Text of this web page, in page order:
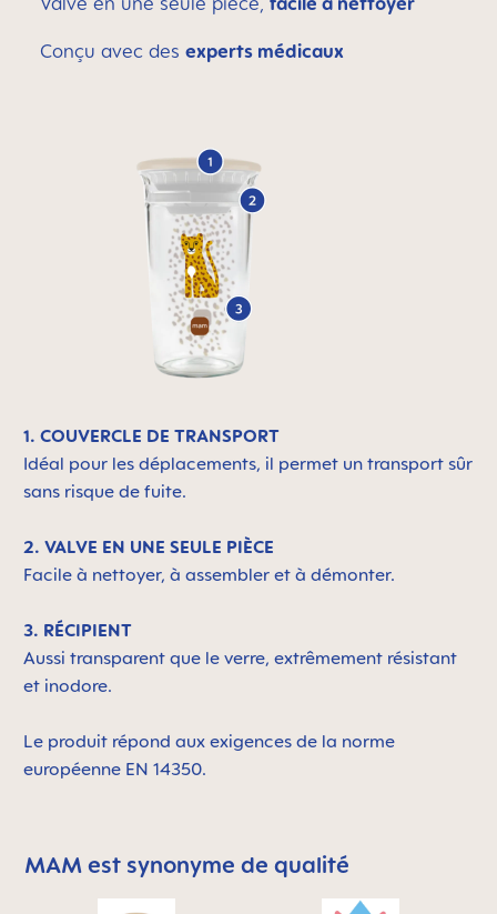
Conçu avec des experts médicaux
1. COUVERCLE DE TRANSPORT
Idéal pour les déplacements, il permet un transport sûr
sans risque de fuite.
2. VALVE EN UNE SEULE PIÈCE
Facile à nettoyer, à assembler et à démonter.
3. RÉCIPIENT
Aussi transparent que le verre, extrêmement résistant
et inodore.
Le produit répond aux exigences de la norme
européenne EN 14350.
Skip MAM Means Quality Icon Bar
MAM est synonyme de qualité